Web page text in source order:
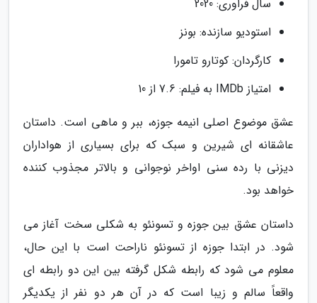
سال فراوری: 2020
استودیو سازنده: بونز
کارگردان: کوتارو تامورا
امتیاز IMDb به فیلم: 7.6 از 10
عشق موضوع اصلی انیمه جوزه، ببر و ماهی است. داستان
عاشقانه ای شیرین و سبک که برای بسیاری از هواداران
دیزنی با رده سنی اواخر نوجوانی و بالاتر مجذوب کننده
خواهد بود.
داستان عشق بین جوزه و تسونئو به شکلی سخت آغاز می
شود. در ابتدا جوزه از تسونئو ناراحت است با این حال،
معلوم می شود که رابطه شکل گرفته بین این دو رابطه ای
واقعاً سالم و زیبا است که در آن هر دو نفر از یکدیگر